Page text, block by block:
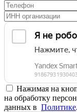
Нажимая на
на обработку
данных в Политике.